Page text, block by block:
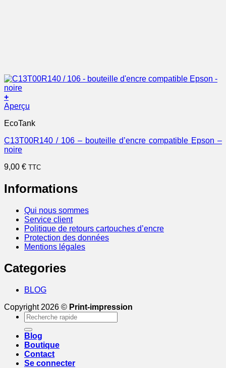
+
Aperçu
EcoTank
C13T00R140 / 106 – bouteille d’encre compatible Epson –
noire
9,00 € TTC
Informations
Qui nous sommes
Service client
Politique de retours cartouches d’encre
Protection des données
Mentions légales
Categories
BLOG
Copyright 2026 © Print-impression
Recherche
pour :
Blog
Boutique
Contact
Se connecter